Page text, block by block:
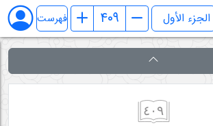
البهیّة في شرح اللمعة الدمشقیة
فهرست
٤٠٩